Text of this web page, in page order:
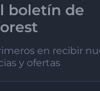
boletín de
en recibir
y ofertas